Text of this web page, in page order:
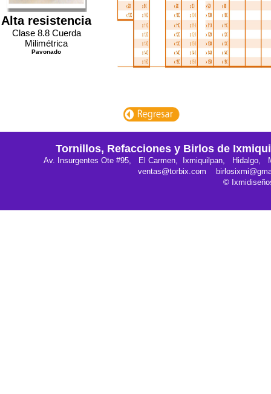
Alta resistencia
Clase 8.8 Cuerda
Milimétrica
Pavonado
Tornillos, Refacciones y Birlos de
Av. Insurgentes Ote #95, El Carmen, Ixmiquilpan, Hidalgo,
ventas@torbix.com
©